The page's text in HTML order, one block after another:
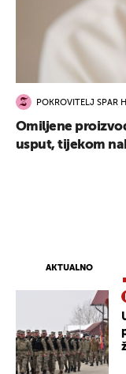
AKTUALNO
POKROVITELJ SPAR
Omiljene
usput, tijekom